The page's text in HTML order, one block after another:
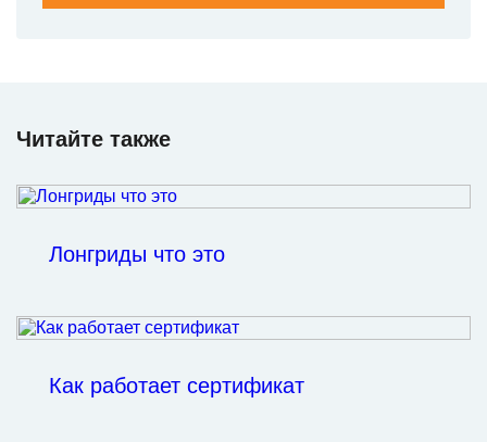
Читайте также
Лонгриды что это
Как работает сертификат